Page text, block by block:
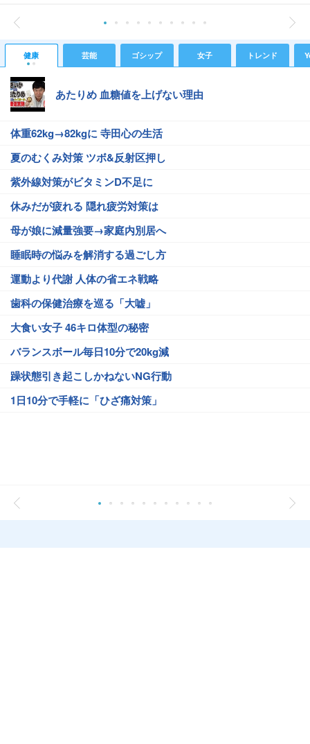
健康 芸能 ゴシップ 女子 トレンド
あたりめ 血糖値を上げない理由
体重62kg→82kgに 寺田心の生活
夏のむくみ対策 ツボ&反射区押し
紫外線対策がビタミンD不足に
休みだが疲れる 隠れ疲労対策は
母が娘に減量強要→家庭内別居へ
睡眠時の悩みを解消する過ごし方
運動より代謝 人体の省エネ戦略
歯科の保健治療を巡る「大嘘」
大食い女子 46キロ体型の秘密
バランスボール毎日10分で20kg減
躁状態引き起こしかねないNG行動
1日10分で手軽に「ひざ痛対策」